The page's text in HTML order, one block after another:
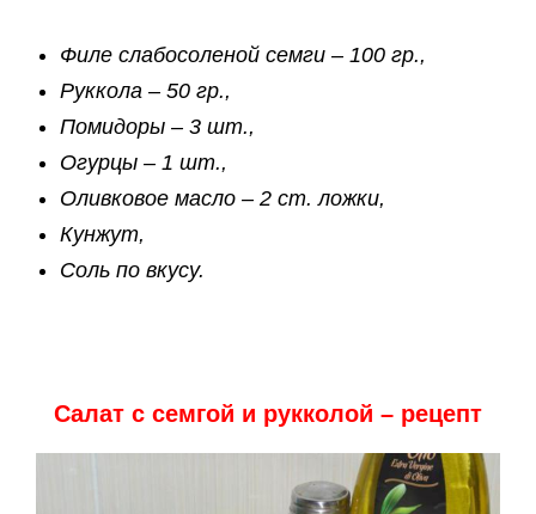
Филе слабосоленой семги – 100 гр.,
Руккола – 50 гр.,
Помидоры – 3 шт.,
Огурцы – 1 шт.,
Оливковое масло – 2 ст. ложки,
Кунжут,
Соль по вкусу.
Салат с семгой и рукколой – рецепт